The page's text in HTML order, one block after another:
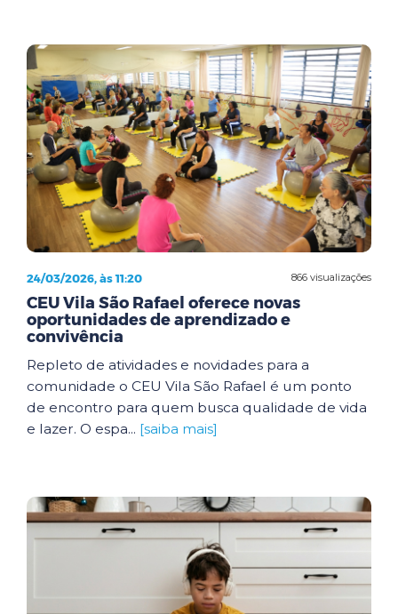
866 visualizações
24/03/2026, às 11:20
CEU Vila São Rafael oferece novas
oportunidades de aprendizado e
convivência
Repleto de atividades e novidades para a
comunidade o CEU Vila São Rafael é um ponto
de encontro para quem busca qualidade de vida
e lazer. O espa... [saiba mais]